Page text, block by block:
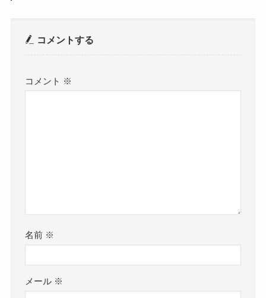
コメントする
コメント ※
名前 ※
メール ※